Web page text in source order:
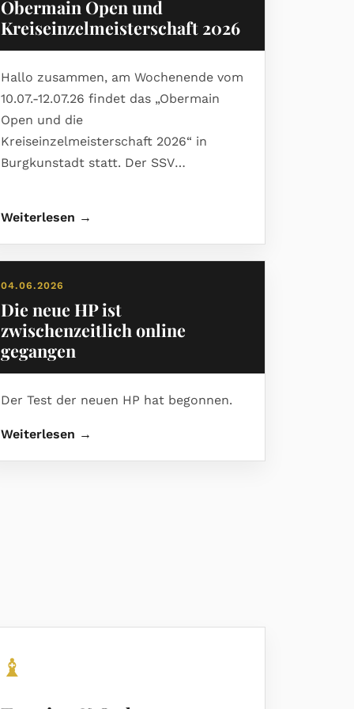
Obermain Open und
Kreiseinzelmeisterschaft 2026
Hallo zusammen, am Wochenende vom
10.07.-12.07.26 findet das „Obermain
Open und die
Kreiseinzelmeisterschaft 2026“ in
Burgkunstadt statt. Der SSV
Weiterlesen →
04.06.2026
Die neue HP ist
zwischenzeitlich online
gegangen
Der Test der neuen HP hat begonnen.
Weiterlesen →
♝